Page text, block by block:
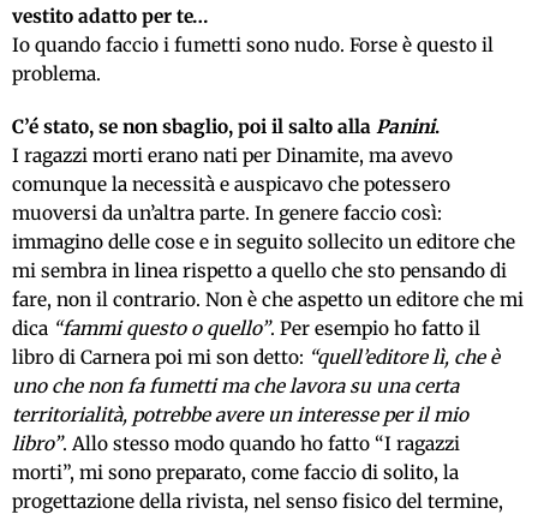
vestito adatto per te…
Io quando faccio i fumetti sono nudo. Forse è questo il
problema.
C’é stato, se non sbaglio, poi il salto alla Panini.
I ragazzi morti erano nati per Dinamite, ma avevo
comunque la necessità e auspicavo che potessero
muoversi da un’altra parte. In genere faccio così:
immagino delle cose e in seguito sollecito un editore che
mi sembra in linea rispetto a quello che sto pensando di
fare, non il contrario. Non è che aspetto un editore che mi
dica “fammi questo o quello”. Per esempio ho fatto il
libro di Carnera poi mi son detto: “quell’editore lì, che è
uno che non fa fumetti ma che lavora su una certa
territorialità, potrebbe avere un interesse per il mio
libro”. Allo stesso modo quando ho fatto “I ragazzi
morti”, mi sono preparato, come faccio di solito, la
progettazione della rivista, nel senso fisico del termine,